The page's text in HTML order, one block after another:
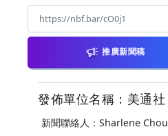
推廣新聞稿
發佈單位名稱：美通社
新聞聯絡人：Sharlene Chou